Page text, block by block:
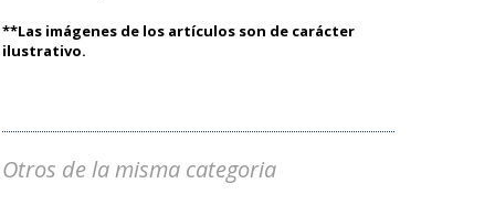
**Las imágenes de los artículos son de carácter
ilustrativo.
Otros de la misma categoria